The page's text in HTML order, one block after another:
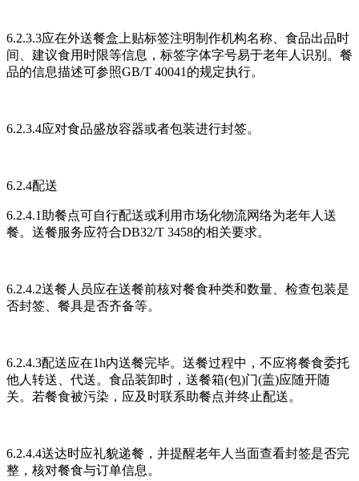
6.2.3.3应在外送餐盒上贴标签注明制作机构名称、食品出品时
间、建议食用时限等信息，标签字体字号易于老年人识别。餐
品的信息描述可参照GB/T 40041的规定执行。
6.2.3.4应对食品盛放容器或者包装进行封签。
6.2.4配送
6.2.4.1助餐点可自行配送或利用市场化物流网络为老年人送
餐。送餐服务应符合DB32/T 3458的相关要求。
6.2.4.2送餐人员应在送餐前核对餐食种类和数量、检查包装是
否封签、餐具是否齐备等。
6.2.4.3配送应在1h内送餐完毕。送餐过程中，不应将餐食委托
他人转送、代送。食品装卸时，送餐箱(包)门(盖)应随开随
关。若餐食被污染，应及时联系助餐点并终止配送。
6.2.4.4送达时应礼貌递餐，并提醒老年人当面查看封签是否完
整，核对餐食与订单信息。